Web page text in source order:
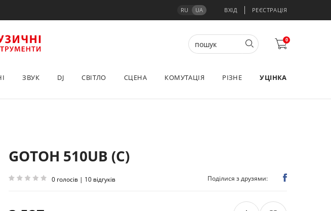
RU UA ВХІД РЕЄСТРАЦІЯ
0
ЗВУК DJ СВІТЛО СЦЕНА КОМУТАЦІЯ РІЗНЕ УЦІНКА
GOTOH 510UB (C)
0 голосів | 10 відгуків Поділися з друзями: